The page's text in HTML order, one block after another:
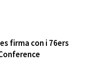
firma con i 76ers